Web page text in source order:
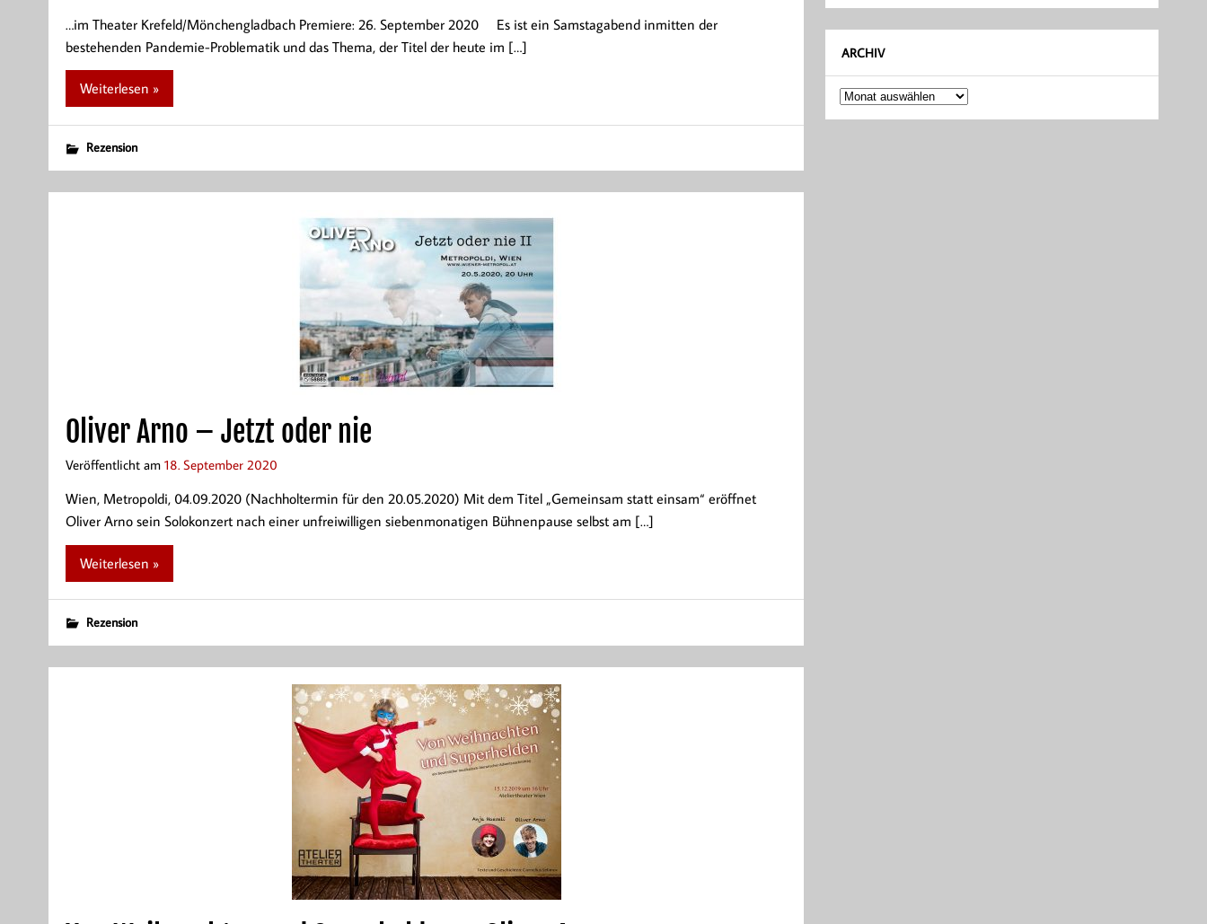
…im Theater Krefeld/Mönchengladbach Premiere: 26. September 2020 Es ist ein Samstagabend inmitten der
bestehenden Pandemie-Problematik und das Thema, der Titel der heute im […]
Weiterlesen »
Rezension
Oliver Arno – Jetzt oder nie
Veröffentlicht am 18. September 2020
Wien, Metropoldi, 04.09.2020 (Nachholtermin für den 20.05.2020) Mit dem Titel „Gemeinsam statt einsam“ eröffnet
Oliver Arno sein Solokonzert nach einer unfreiwilligen siebenmonatigen Bühnenpause selbst am […]
Weiterlesen »
Rezension
ARCHIV
Archiv